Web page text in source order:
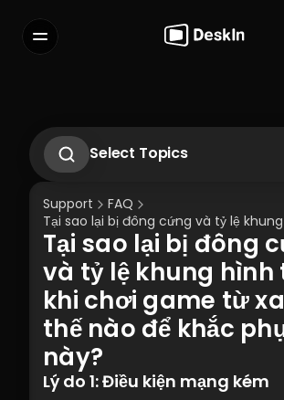
Terms of Service
Privacy Policy
Select Topics
Tài khoản Cá nhân DeskIn?
Cách thiết lập truy cập từ xa
giám sát trên DeskIn
Phải làm gì nếu không nhận
xác minh khi đăng nhập vào
mới?
Support
FAQ
Tại sao lại bị đông cứng và tỷ lệ
Tại sao lại bị đông
và tỷ lệ khung hình
khi chơi game từ
thế nào để khắc
này?
Lý do 1: Điều kiện mạng kém